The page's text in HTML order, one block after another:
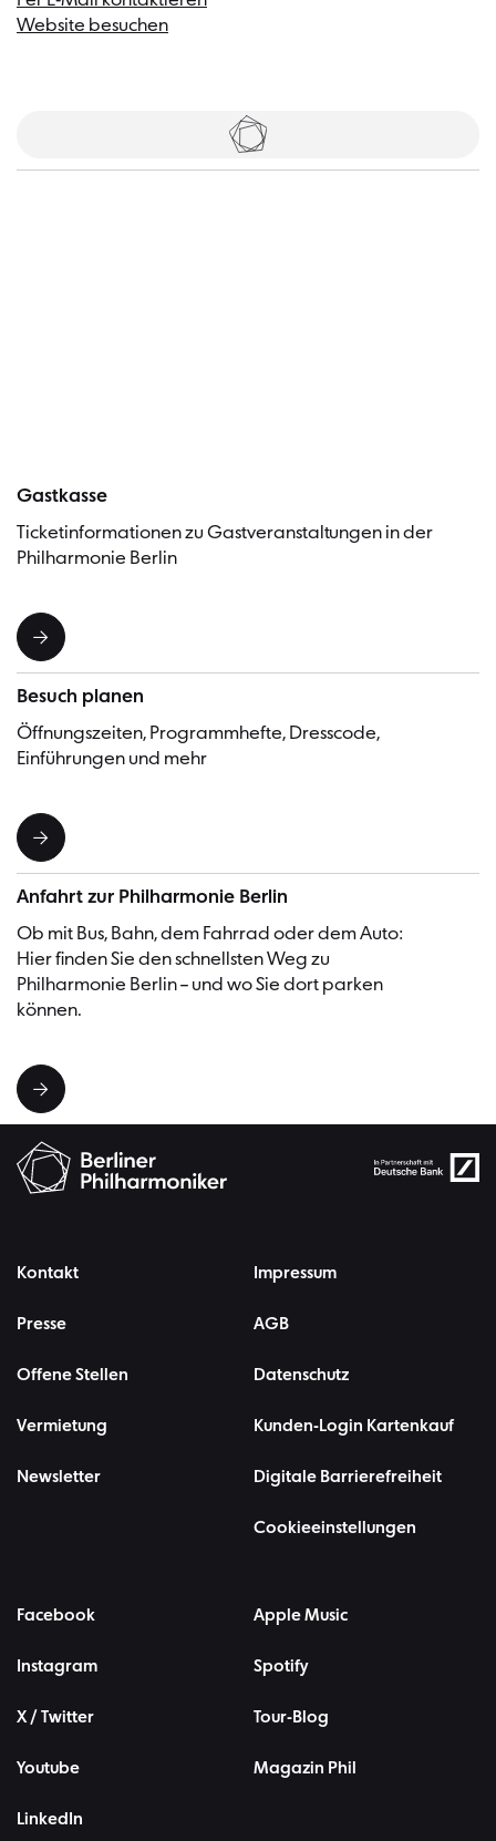
Website besuchen
Tickets
Gastkasse
Ticketinformationen zu Gastveranstaltungen in der
Philharmonie Berlin
Besuch planen
Öffnungszeiten, Programmhefte, Dresscode,
Einführungen und mehr
Anfahrt zur Philharmonie Berlin
Ob mit Bus, Bahn, dem Fahrrad oder dem Auto:
Hier finden Sie den schnellsten Weg zu
Philharmonie Berlin – und wo Sie dort parken
können.
Kontakt
Presse
Offene Stellen
Vermietung
Newsletter
Impressum
AGB
Datenschutz
Kunden-Login Kartenkauf
Digitale Barrierefreiheit
Cookieeinstellungen
Facebook
Instagram
X / Twitter
Youtube
LinkedIn
Apple Music
Spotify
Tour-Blog
Magazin Phil